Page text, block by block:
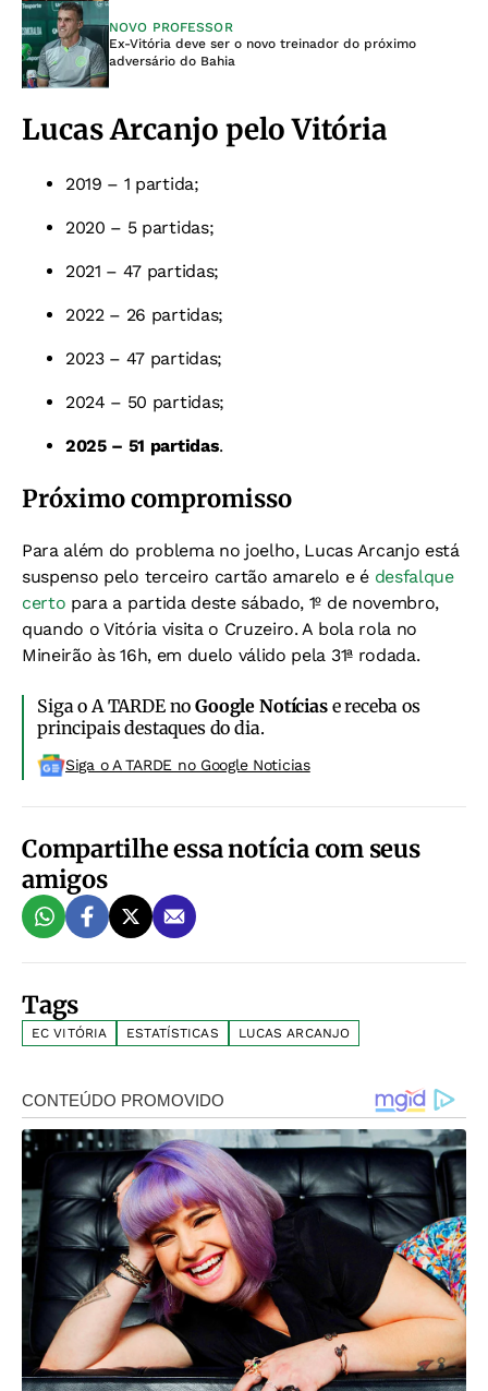
NOVO PROFESSOR
Ex-Vitória deve ser o novo treinador do próximo
adversário do Bahia
Lucas Arcanjo pelo Vitória
2019 – 1 partida;
2020 – 5 partidas;
2021 – 47 partidas;
2022 – 26 partidas;
2023 – 47 partidas;
2024 – 50 partidas;
2025 – 51 partidas.
Próximo compromisso
Para além do problema no joelho, Lucas Arcanjo está
suspenso pelo terceiro cartão amarelo e é desfalque
certo para a partida deste sábado, 1º de novembro,
quando o Vitória visita o Cruzeiro. A bola rola no
Mineirão às 16h, em duelo válido pela 31ª rodada.
Siga o A TARDE noGoogle Notíciase receba os
principais destaques do dia.
Siga o A TARDE no Google Noticias
Compartilhe essa notícia com seus
amigos
Tags
EC VITÓRIA ESTATÍSTICAS LUCAS ARCANJO